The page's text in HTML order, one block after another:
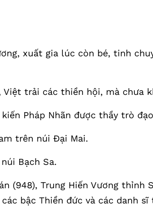
xuất gia lúc còn bé, tinh
Việt trải các thiền hội, mà chưa
Pháp Nhãn được thầy trò
trên núi Đại Mai.
Bạch Sa.
(948), Trung Hiến Vương thỉnh
bậc Thiền đức và các danh